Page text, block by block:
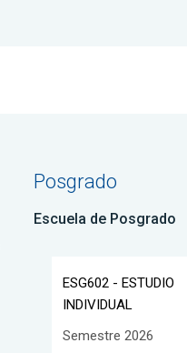
Posgrado
Escuela de Posgrado
ESG602 - ESTUDIO
INDIVIDUAL
Semestre 2026